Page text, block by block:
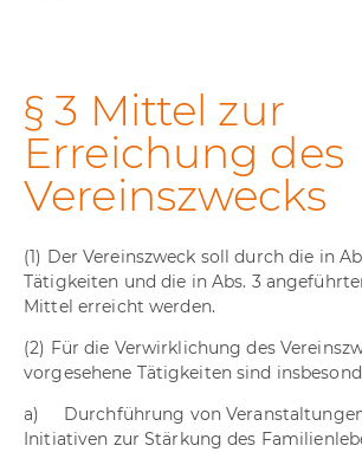
§ 3 Mittel zur
Erreichung des
Vereinszwecks
(1) Der Vereinszweck soll durch die in
Tätigkeiten und die in Abs. 3
Mittel erreicht werden.
(2) Für die Verwirklichung des
vorgesehene Tätigkeiten sind
a) Durchführung von
Initiativen zur Stärkung des